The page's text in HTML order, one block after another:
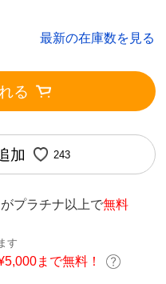
最新の在庫数を見る
る
加 243
プラチナ以上で無料
す
まで無料！